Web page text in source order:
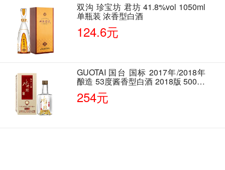
双沟 珍宝坊 君坊 41.8%vol 1050ml
单瓶装 浓香型白酒
124.6元
GUOTAI 国台 国标 2017年/2018年
酿造 53度酱香型白酒 2018版 500ml
单瓶装
254元